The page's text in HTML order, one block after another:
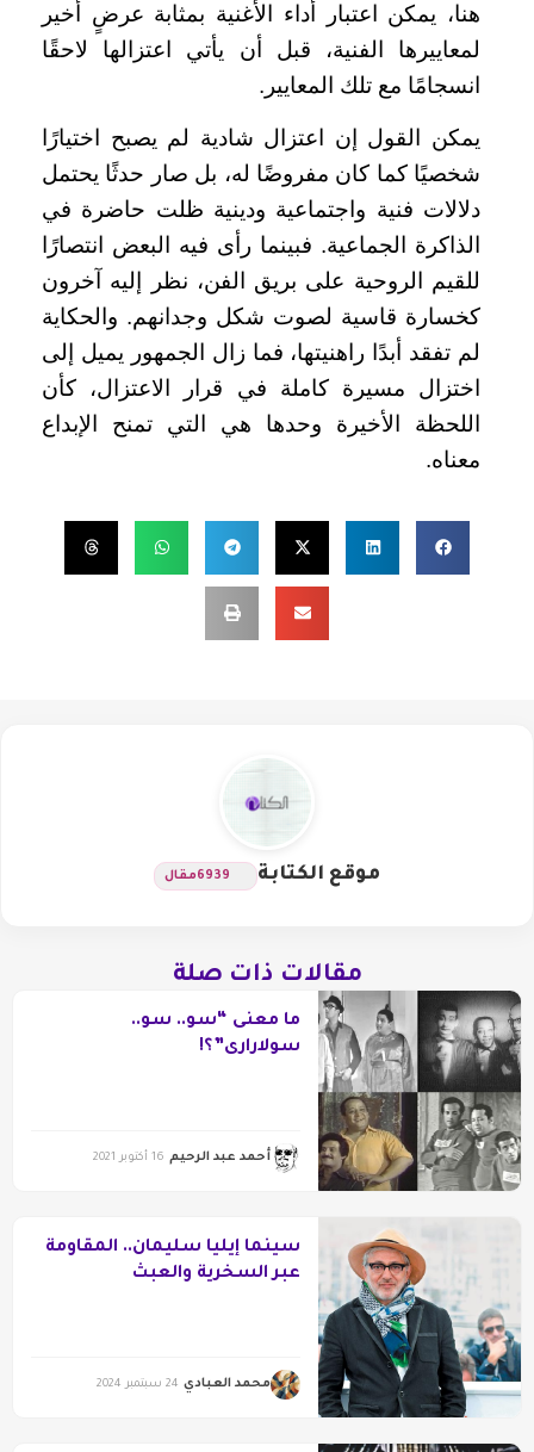
هنا، يمكن اعتبار أداء الأغنية بمثابة عرضٍ أخير
لمعاييرها الفنية، قبل أن يأتي اعتزالها لاحقًا
انسجامًا مع تلك المعايير.
يمكن القول إن اعتزال شادية لم يصبح اختيارًا
شخصيًا كما كان مفروضًا له، بل صار حدثًا يحتمل
دلالات فنية واجتماعية ودينية ظلت حاضرة في
الذاكرة الجماعية. فبينما رأى فيه البعض انتصارًا
للقيم الروحية على بريق الفن، نظر إليه آخرون
كخسارة قاسية لصوت شكل وجدانهم. والحكاية
لم تفقد أبدًا راهنيتها، فما زال الجمهور يميل إلى
اختزال مسيرة كاملة في قرار الاعتزال، كأن
اللحظة الأخيرة وحدها هي التي تمنح الإبداع
معناه.
موقع الكتابة 6939مقال
مقالات ذات صلة
ما معنى “سو.. سو..
سولارارى”؟!
أحمد عبد الرحيم 16 أكتوبر 2021
سينما إيليا سليمان.. المقاومة
عبر السخرية والعبث
محمد العبادي 24 سبتمبر 2024